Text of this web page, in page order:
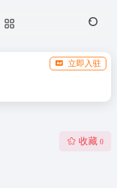
立即入驻
收藏 0